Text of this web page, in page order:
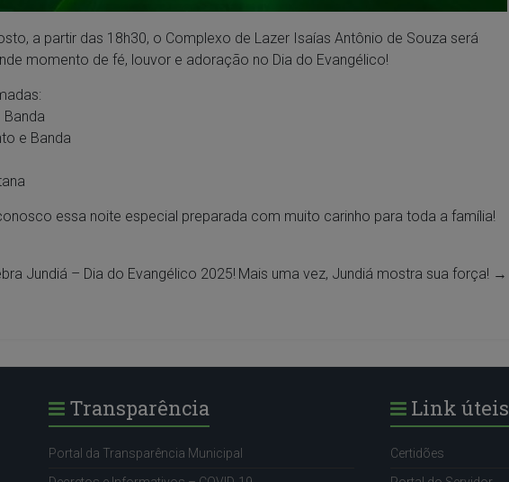
a partir das 18h30, o Complexo de Lazer Isaías Antônio de Souza será
momento de fé, louvor e adoração no Dia do Evangélico!
Banda
e Banda
essa noite especial preparada com muito carinho para toda a família!
Jundiá – Dia do Evangélico 2025! Mais uma vez, Jundiá mostra sua força! →
Transparência
Portal da Transparência Municipal
Link úteis
Certidões